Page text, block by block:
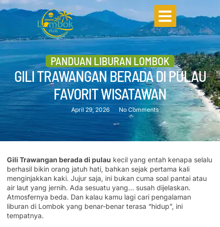
PANDUAN LIBURAN LOMBOK
GILI TRAWANGAN BERADA DI PULAU
FAVORIT WISATAWAN
April 29, 2026 No Comments
Gili Trawangan berada di pulau kecil yang entah kenapa selalu
berhasil bikin orang jatuh hati, bahkan sejak pertama kali
menginjakkan kaki. Jujur saja, ini bukan cuma soal pantai atau
air laut yang jernih. Ada sesuatu yang… susah dijelaskan.
Atmosfernya beda. Dan kalau kamu lagi cari pengalaman
liburan di Lombok yang benar-benar terasa “hidup”, ini
tempatnya.